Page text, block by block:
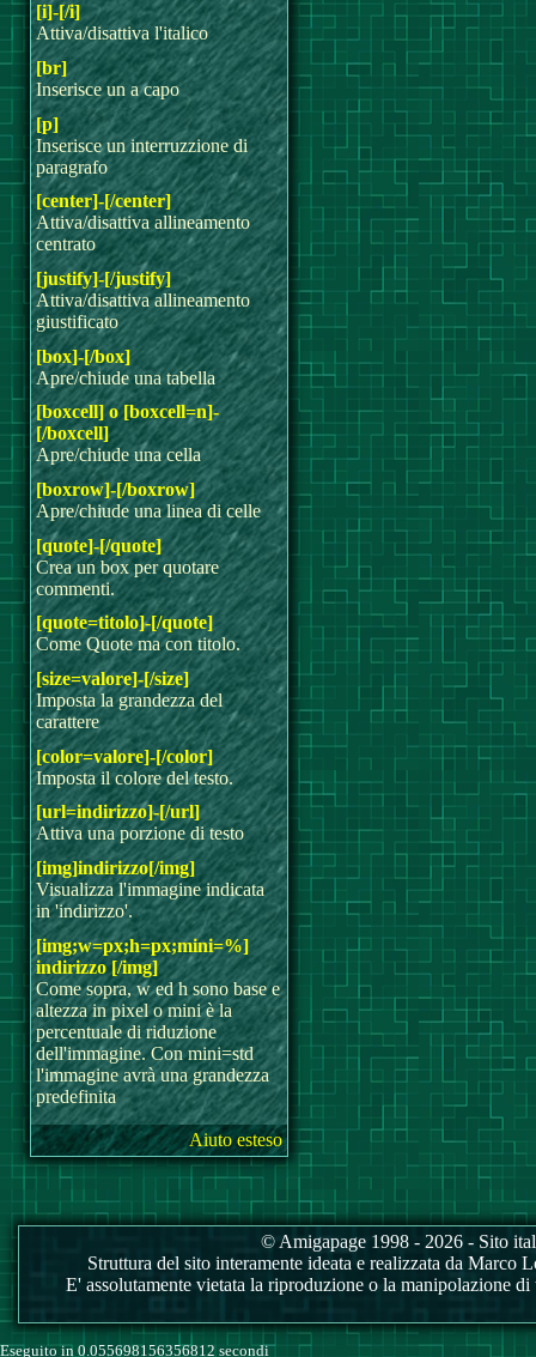
[i]-[/i]
Attiva/disattiva l'italico
[br]
Inserisce un a capo
[p]
Inserisce un interruzzione di
paragrafo
[center]-[/center]
Attiva/disattiva allineamento
centrato
[justify]-[/justify]
Attiva/disattiva allineamento
giustificato
[box]-[/box]
Apre/chiude una tabella
[boxcell] o [boxcell=n]-
[/boxcell]
Apre/chiude una cella
[boxrow]-[/boxrow]
Apre/chiude una linea di celle
[quote]-[/quote]
Crea un box per quotare
commenti.
[quote=titolo]-[/quote]
Come Quote ma con titolo.
[size=valore]-[/size]
Imposta la grandezza del
carattere
[color=valore]-[/color]
Imposta il colore del testo.
[url=indirizzo]-[/url]
Attiva una porzione di testo
[img]indirizzo[/img]
Visualizza l'immagine indicata
in 'indirizzo'.
[img;w=px;h=px;mini=%]
indirizzo [/img]
Come sopra, w ed h sono base e
altezza in pixel o mini è la
percentuale di riduzione
dell'immagine. Con mini=std
l'immagine avrà una grandezza
predefinita
Aiuto esteso
© Amigapage 1998 - 2026 - Sito
Struttura del sito interamente ideata e realizzata da
E' assolutamente vietata la riproduzione o la manipolazione
Eseguito in 0.055698156356812 secondi